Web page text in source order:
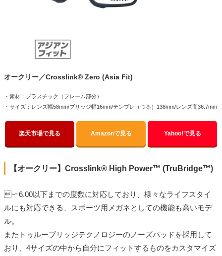
オークリー／Crosslink® Zero (Asia Fit)
・素材：プラスチック（フレーム部分）
・サイズ：レンズ幅58mm/ブリッジ幅16mm/テンプレ（つる）138mm/レンズ高36.7mm
楽天市場で見る Amazonで見る Yahoo!で見る
【オークリー】Crosslink® High Power™ (TruBridge™)
ー6.00以下までの度数に対応しており、様々なライフスタイ
ルにも対応できる、スポーツ用メガネとしての機能も高いモデ
ル。
またトゥルーブリッジテクノロジーのノーズパッドを採用して
おり、4サイズの中から自分にフィットするものをカスタマイズ